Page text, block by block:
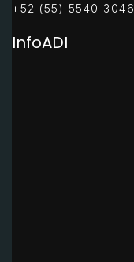
+52 (55) 5540 3046
InfoADI